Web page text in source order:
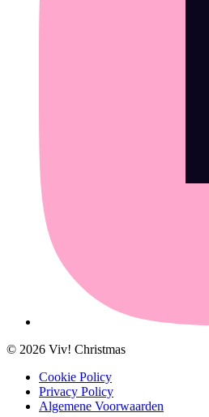
© 2026 Viv! Christmas
Cookie Policy
Privacy Policy
Algemene Voorwaarden